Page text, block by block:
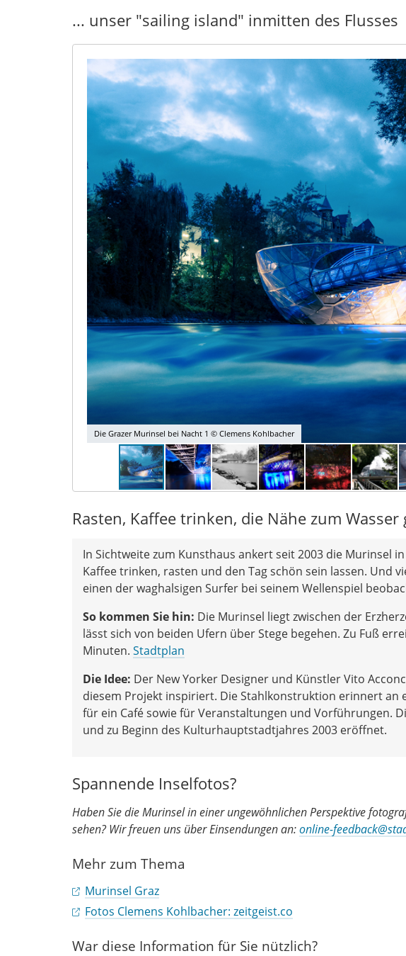
... unser "sailing island" inmitten des Flusses
Die Grazer Murinsel bei Nacht 1 © Clemens Kohlbacher
Rasten, Kaffee trinken, die Nähe zum Wasser
In Sichtweite zum Kunsthaus ankert seit 2003 die Murinsel
Kaffee trinken, rasten und den Tag schön sein lassen. Und
einen der waghalsigen Surfer bei seinem Wellenspiel
So kommen Sie hin: Die Murinsel liegt zwischen der
lässt sich von beiden Ufern über Stege begehen. Zu Fuß
Minuten. Stadtplan
Die Idee: Der New Yorker Designer und Künstler Vito
diesem Projekt inspiriert. Die Stahlkonstruktion erinnert an
für ein Café sowie für Veranstaltungen und Vorführungen.
und zu Beginn des Kulturhauptstadtjahres 2003 eröffnet.
Spannende Inselfotos?
Haben Sie die Murinsel in einer ungewöhnlichen Perspektive
sehen? Wir freuen uns über Einsendungen an:online-
Mehr zum Thema
Murinsel Graz
Fotos Clemens Kohlbacher: zeitgeist.co
War diese Information für Sie nützlich?